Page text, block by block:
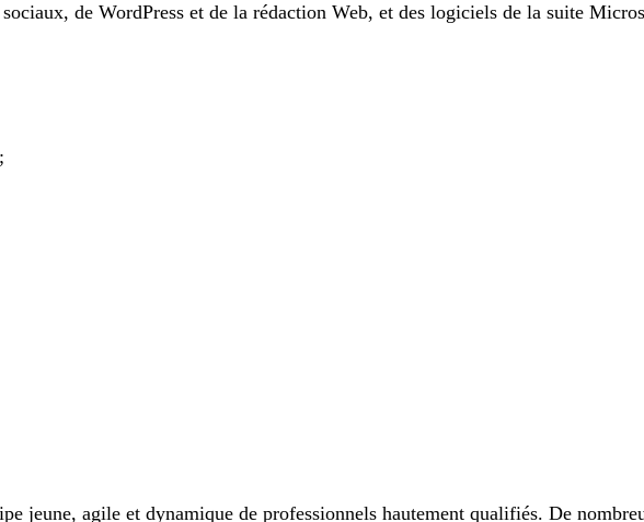
de WordPress et de la rédaction Web, et des logiciels de la suite
jeune, agile et dynamique de professionnels hautement qualifiés. De